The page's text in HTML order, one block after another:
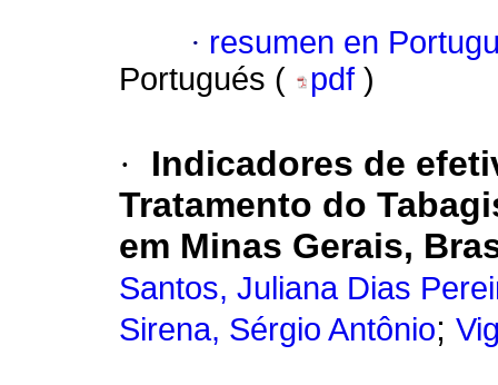
· resumen en
Portugués (
pdf )
·
Indicadores de
Tratamento do
em Minas Gerais,
Santos, Juliana Dias
Sirena, Sérgio Antônio;